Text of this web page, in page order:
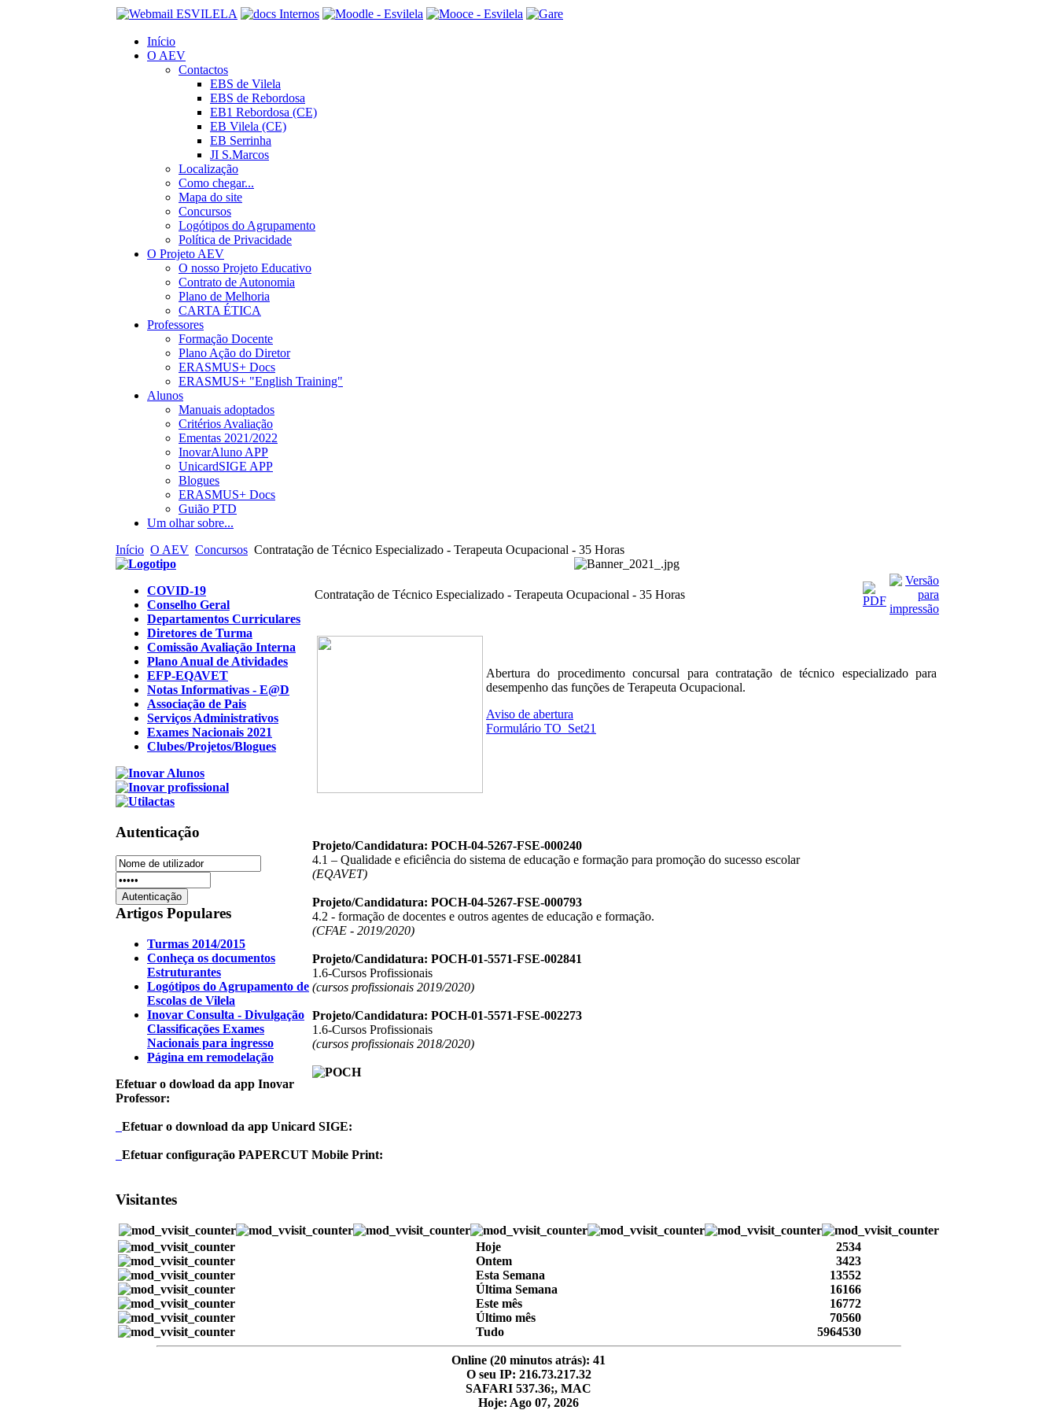
Início
O AEV
Contactos
EBS de Vilela
EBS de Rebordosa
EB1 Rebordosa (CE)
EB Vilela (CE)
EB Serrinha
JI S.Marcos
Localização
Como chegar...
Mapa do site
Concursos
Logótipos do Agrupamento
Política de Privacidade
O Projeto AEV
O nosso Projeto Educativo
Contrato de Autonomia
Plano de Melhoria
CARTA ÉTICA
Professores
Formação Docente
Plano Ação do Diretor
ERASMUS+ Docs
ERASMUS+ "English Training"
Alunos
Manuais adoptados
Critérios Avaliação
Ementas 2021/2022
InovarAluno APP
UnicardSIGE APP
Blogues
ERASMUS+ Docs
Guião PTD
Um olhar sobre...
Início O AEV Concursos Contratação de Técnico Especializado - Terapeuta Ocupacional - 35 Horas
Contratação de Técnico Especializado - Terapeuta Ocupacional - 35 Horas
Abertura do procedimento concursal para contratação de técnico especializado para
desempenho das funções de Terapeuta Ocupacional.
Aviso de abertura
Formulário TO_Set21
Projeto/Candidatura: POCH-04-5267-FSE-000240
4.1 – Qualidade e eficiência do sistema de educação e formação para promoção do sucesso escolar
(EQAVET)
Projeto/Candidatura: POCH-04-5267-FSE-000793
4.2 - formação de docentes e outros agentes de educação e formação.
(CFAE - 2019/2020)
Projeto/Candidatura: POCH-01-5571-FSE-002841
1.6-Cursos Profissionais
(cursos profissionais 2019/2020)
Projeto/Candidatura: POCH-01-5571-FSE-002273
1.6-Cursos Profissionais
(cursos profissionais 2018/2020)
COVID-19
Conselho Geral
Departamentos Curriculares
Diretores de Turma
Comissão Avaliação Interna
Plano Anual de Atividades
EFP-EQAVET
Notas Informativas - E@D
Associação de Pais
Serviços Administrativos
Exames Nacionais 2021
Clubes/Projetos/Blogues
Autenticação
Artigos Populares
Turmas 2014/2015
Conheça os documentos
Estruturantes
Logótipos do Agrupamento de
Escolas de Vilela
Inovar Consulta - Divulgação
Classificações Exames
Nacionais para ingresso
Página em remodelação
Efetuar o dowload da app Inovar
Professor:
Efetuar o download da app Unicard SIGE:
Efetuar configuração PAPERCUT Mobile Print:
Visitantes
Hoje
2534
Ontem
3423
Esta Semana
13552
Última Semana
16166
Este mês
16772
Último mês
70560
Tudo
5964530
Online (20 minutos atrás): 41
O seu IP: 216.73.217.32
SAFARI 537.36;, MAC
Hoje: Ago 07, 2026